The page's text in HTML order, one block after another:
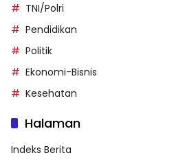
TNI/Polri
Pendidikan
Politik
Ekonomi-Bisnis
Kesehatan
Halaman
Indeks Berita